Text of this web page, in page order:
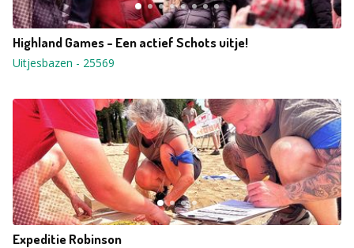
Highland Games - Een actief Schots uitje!
Uitjesbazen - 25569
Expeditie Robinson